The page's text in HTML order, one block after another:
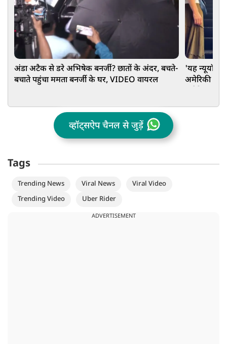
अंडा अटैक से डरे अभिषेक बनर्जी? छातों के अंदर, बचते-
बचाते पहुंचा ममता बनर्जी के घर, VIDEO वायरल
'यह न्यूयॉर्क
अमेरिकी
व्हॉट्सऐप चैनल से जुड़ें
Tags
Trending News Viral News
Viral Video
Trending Video
Uber Rider
ADVERTISEMENT